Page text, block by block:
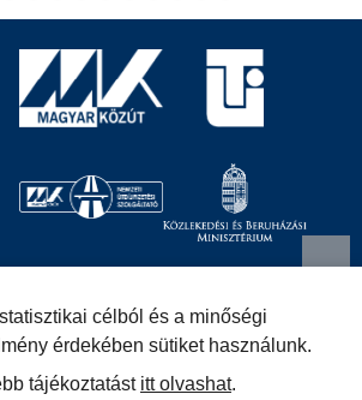
1024 Budapest, Fényes
+36 (1) 819-9000 info@kozut.hu
153207128) Hivatali Kapu
célból és a minőségi
érdekében sütiket használunk.
tájékoztatást itt olvashat.